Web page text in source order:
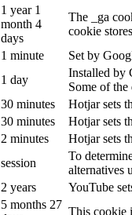
1 year 1
month 4
days
The _ga
cookie
1 minute
Set by
1 day
Installed by
Some of
30 minutes
Hotjar sets
30 minutes
Hotjar sets
2 minutes
Hotjar sets
session
To
alternatives
2 years
YouTube
5 months 27
This cookie